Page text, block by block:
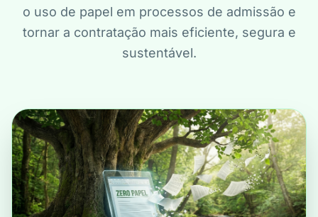
o uso de papel em processos de admissão e
tornar a contratação mais eficiente, segura e
sustentável.